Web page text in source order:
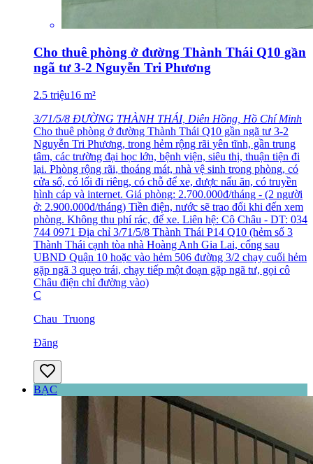
Cho thuê phòng ở đường Thành Thái Q10 gần
ngã tư 3-2 Nguyễn Tri Phương
2.5 triệu16 m²
3/71/5/8 ĐƯỜNG THÀNH THÁI, Diên Hồng, Hồ Chí Minh
Cho thuê phòng ở đường Thành Thái Q10 gần ngã tư 3-2
Nguyễn Tri Phương, trong hẻm rộng rãi yên tĩnh, gần trung
tâm, các trường đại học lớn, bệnh viện, siêu thị, thuận tiện đi
lại. Phòng rộng rãi, thoáng mát, nhà vệ sinh trong phòng, có
cửa sổ, có lối đi riêng, có chỗ để xe, được nấu ăn, có truyền
hình cáp và internet. Giá phòng: 2.700.000đ/tháng - (2 người
ở: 2.900.000đ/tháng) Tiền điện, nước sẽ trao đổi khi đến xem
phòng. Không thu phí rác, để xe. Liên hệ: Cô Châu - DT: 034
744 0971 Địa chỉ 3/71/5/8 Thành Thái P14 Q10 (hẻm số 3
Thành Thái cạnh tòa nhà Hoàng Anh Gia Lai, cổng sau
UBND Quận 10 hoặc vào hẻm 506 đường 3/2 chạy cuối hẻm
gặp ngã 3 quẹo trái, chạy tiếp một đoạn gặp ngã tư, gọi cô
Châu điện chỉ đường vào)
C
Chau_Truong
Đăng
BẠC